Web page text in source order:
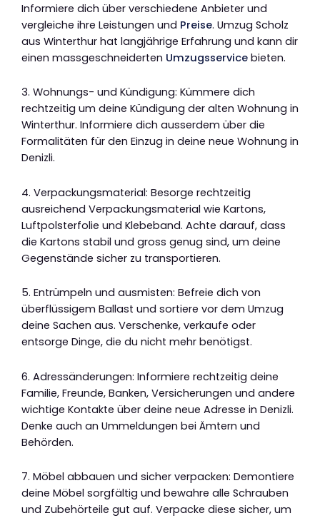
Informiere dich über verschiedene Anbieter und
vergleiche ihre Leistungen und Preise. Umzug Scholz
aus Winterthur hat langjährige Erfahrung und kann dir
einen massgeschneiderten Umzugsservice bieten.
3. Wohnungs- und Kündigung: Kümmere dich
rechtzeitig um deine Kündigung der alten Wohnung in
Winterthur. Informiere dich ausserdem über die
Formalitäten für den Einzug in deine neue Wohnung in
Denizli.
4. Verpackungsmaterial: Besorge rechtzeitig
ausreichend Verpackungsmaterial wie Kartons,
Luftpolsterfolie und Klebeband. Achte darauf, dass
die Kartons stabil und gross genug sind, um deine
Gegenstände sicher zu transportieren.
5. Entrümpeln und ausmisten: Befreie dich von
überflüssigem Ballast und sortiere vor dem Umzug
deine Sachen aus. Verschenke, verkaufe oder
entsorge Dinge, die du nicht mehr benötigst.
6. Adressänderungen: Informiere rechtzeitig deine
Familie, Freunde, Banken, Versicherungen und andere
wichtige Kontakte über deine neue Adresse in Denizli.
Denke auch an Ummeldungen bei Ämtern und
Behörden.
7. Möbel abbauen und sicher verpacken: Demontiere
deine Möbel sorgfältig und bewahre alle Schrauben
und Zubehörteile gut auf. Verpacke diese sicher, um